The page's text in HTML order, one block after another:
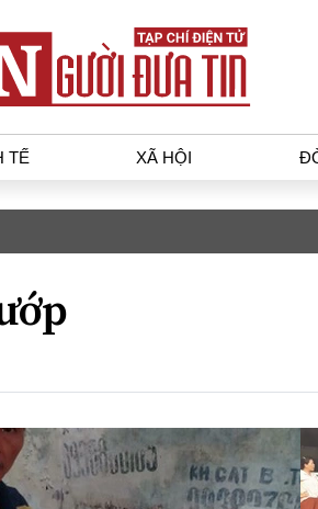
TẾ XÃ HỘI
Tài chính - Ngân hàng
Kinh tế vĩ mô
Xu hướng thị trường
Tiêu dùng và dư luận
Công nghệ